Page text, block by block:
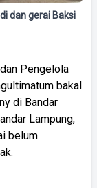
dan gerai Baksi
Pengelola
bakal
di Bandar
Lampung,
belum